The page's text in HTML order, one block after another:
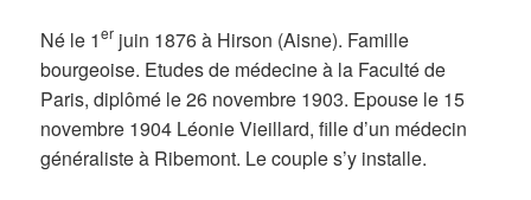
Né le 1er juin 1876 à Hirson (Aisne). Famille
bourgeoise. Etudes de médecine à la Faculté de
Paris, diplômé le 26 novembre 1903. Epouse le 15
novembre 1904 Léonie Vieillard, fille d’un médecin
généraliste à Ribemont. Le couple s’y installe.